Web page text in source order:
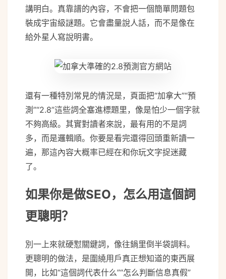
講明白。真靠譜的內容，不會把一個簡單問題包
裝成宇宙級謎題。它會盡量說人話，而不是像在
給外星人寫說明書。
還有一種特別常見的情況是，頁面把“加拿大”“預
測”“2.8”這些詞全塞進標題里，像是怕少一個字就
不夠高級。其實對讀者來說，最有用的不是詞
多，而是邏輯順。你要是看完還得回頭重新讀一
遍，那這內容大概率已經在和你玩文字捉迷藏
了。
如果你是做SEO，怎么用這個詞
更聰明？
別一上來就硬懟關鍵詞，像往鍋里倒半袋調料。
更聰明的做法，是圍繞用戶真正想知道的東西展
開，比如“這個詞代表什么”“怎么判斷信息真假”